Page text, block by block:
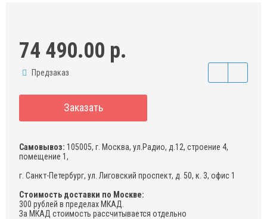
74 490.00 р.
Предзаказ
Заказать
Самовывоз: 105005, г. Москва, ул.Радио, д.12, строение 4,
помещение 1,
г. Санкт-Петербург, ул. Лиговский проспект, д. 50, к. 3, офис 1
Стоимость доставки по Москве:
300 рублей в пределах МКАД.
За МКАД стоимость рассчитывается отдельно